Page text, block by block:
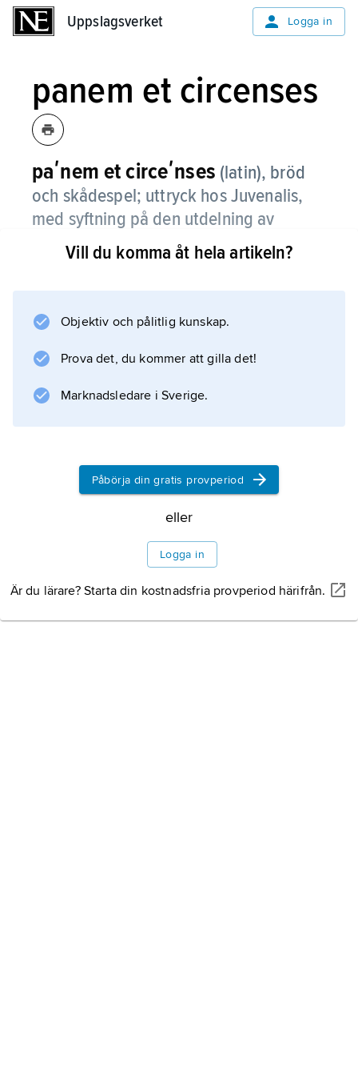
Uppslagsverket Logga in
panem et circenses
paʹnem et circeʹnses (latin), bröd
och skådespel; uttryck hos Juvenalis,
med syftning på den utdelning av
spannmål och det anordnande av
cirkusspel varmed folkgunsten
Vill du komma åt hela artikeln?
Objektiv och pålitlig kunskap.
Prova det, du kommer att gilla det!
Marknadsledare i Sverige.
Påbörja din gratis provperiod
eller
Logga in
Är du lärare? Starta din kostnadsfria provperiod härifrån.